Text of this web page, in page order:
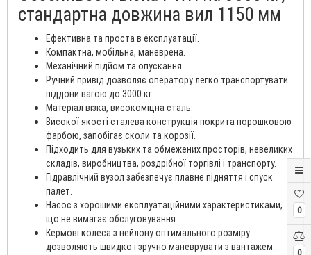
0
0
стандартна довжина вил 1150 мм
Ефективна та проста в експлуатації.
Компактна, мобільна, маневрена.
Механічний підйом та опускання.
Ручний привід дозволяє оператору легко транспортувати
піддони вагою до 3000 кг.
Матеріал візка, високоміцна сталь.
Високої якості сталева конструкція покрита порошковою
фарбою, запобігає сколи та корозії.
Підходить для вузьких та обмежених просторів, невеликих
складів, виробництва, роздрібної торгівлі і транспорту.
Гідравлічний вузол забезпечує плавне підняття і спуск
палет.
Насос з хорошими експлуатаційними характеристиками,
що не вимагає обслуговування.
Кермові колеса з нейлону оптимального розміру
дозволяють швидко і зручно маневрувати з вантажем.